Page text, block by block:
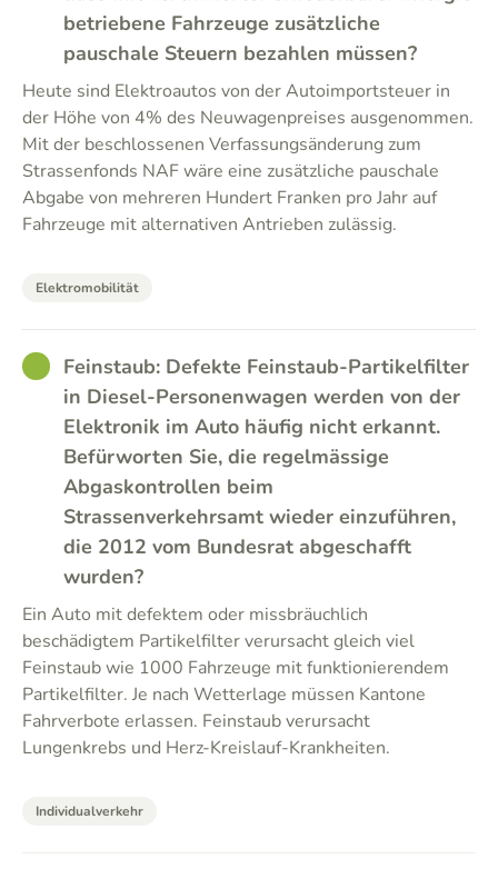
betriebene Fahrzeuge zusätzliche
pauschale Steuern bezahlen müssen?
Heute sind Elektroautos von der Autoimportsteuer in
der Höhe von 4% des Neuwagenpreises ausgenommen.
Mit der beschlossenen Verfassungsänderung zum
Strassenfonds NAF wäre eine zusätzliche pauschale
Abgabe von mehreren Hundert Franken pro Jahr auf
Fahrzeuge mit alternativen Antrieben zulässig.
Elektromobilität
GOODFeinstaub: Defekte Feinstaub-Partikelfilter
in Diesel-Personenwagen werden von der
Elektronik im Auto häufig nicht erkannt.
Befürworten Sie, die regelmässige
Abgaskontrollen beim
Strassenverkehrsamt wieder einzuführen,
die 2012 vom Bundesrat abgeschafft
wurden?
Ein Auto mit defektem oder missbräuchlich
beschädigtem Partikelfilter verursacht gleich viel
Feinstaub wie 1000 Fahrzeuge mit funktionierendem
Partikelfilter. Je nach Wetterlage müssen Kantone
Fahrverbote erlassen. Feinstaub verursacht
Lungenkrebs und Herz-Kreislauf-Krankheiten.
Individualverkehr